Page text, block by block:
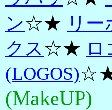
ン☆★ リー
クス☆★ ロ
(LOGOS)
(MakeUP)